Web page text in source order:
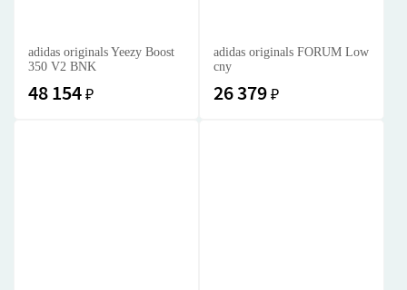
adidas originals Yeezy Boost
350 V2 BNK
48 154 ₽
adidas originals FORUM Low
cny
26 379 ₽